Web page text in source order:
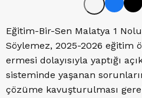
Eğitim-Bir-Sen Malatya 1
Söylemez, 2025-2026 eğitim
ermesi dolayısıyla yaptığı
sisteminde yaşanan
çözüme kavuşturulması